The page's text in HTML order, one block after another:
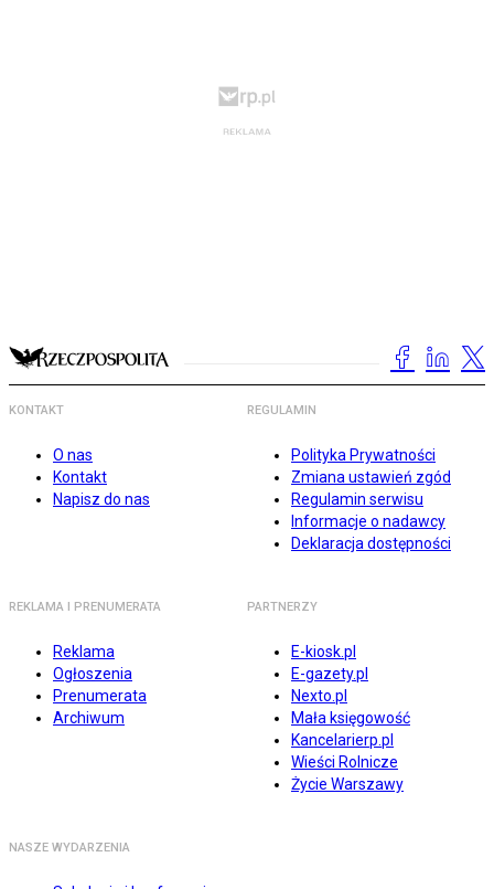
KONTAKT
O nas
Kontakt
Napisz do nas
REGULAMIN
Polityka Prywatności
Zmiana ustawień zgód
Regulamin serwisu
Informacje o nadawcy
Deklaracja dostępności
REKLAMA I PRENUMERATA
Reklama
Ogłoszenia
Prenumerata
Archiwum
PARTNERZY
E-kiosk.pl
E-gazety.pl
Nexto.pl
Mała księgowość
Kancelarierp.pl
Wieści Rolnicze
Życie Warszawy
NASZE WYDARZENIA